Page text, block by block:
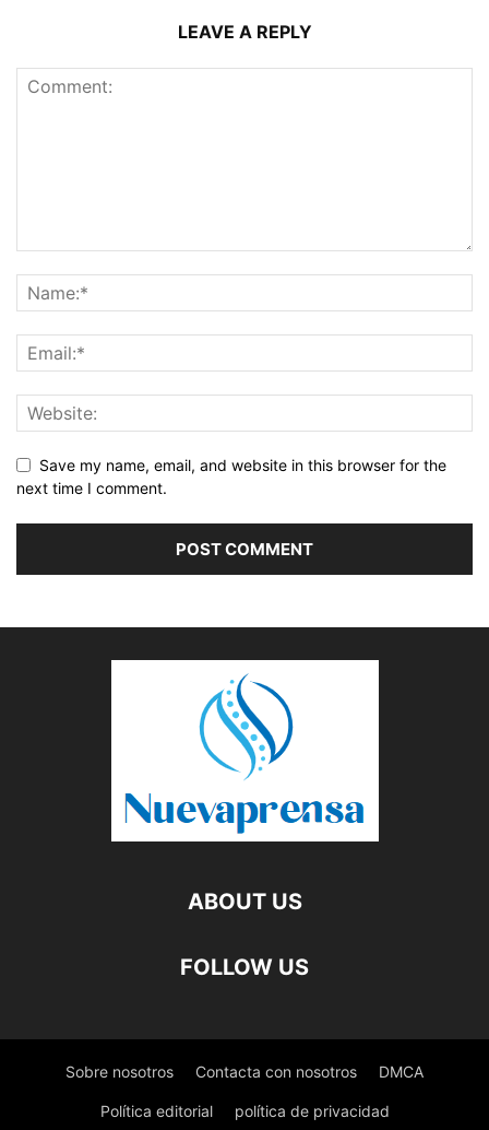
LEAVE A REPLY
Save my name, email, and website in this browser for the
next time I comment.
ABOUT US
FOLLOW US
Sobre nosotros Contacta con nosotros DMCA
Política editorial política de privacidad